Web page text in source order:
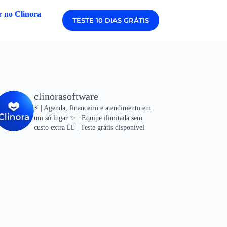
no Clinora
TESTE 10 DIAS GRÁTIS
clinorasoftware
⚡ | Agenda, financeiro e atendimento em
um só lugar ✨ | Equipe ilimitada sem
custo extra 👇🏻 | Teste grátis disponível